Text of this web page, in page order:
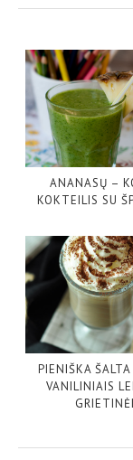
ANANASŲ –
KOKTEILIS SU
PIENIŠKA ŠALTA
VANILINIAIS